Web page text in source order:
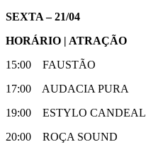
SEXTA – 21/04
HORÁRIO | ATRAÇÃO
15:00 FAUSTÃO
17:00 AUDACIA PURA
19:00 ESTYLO CANDEAL
20:00 ROÇA SOUND